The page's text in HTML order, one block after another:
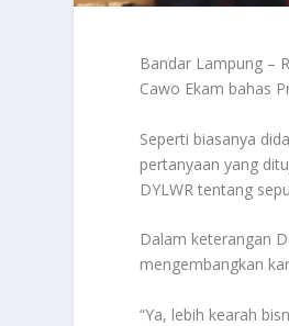
Bandar Lampung –
Cawo Ekam bahas
Seperti biasanya
pertanyaan yang
DYLWR tentang
Dalam keterangan
mengembangkan
“Ya, lebih kearah